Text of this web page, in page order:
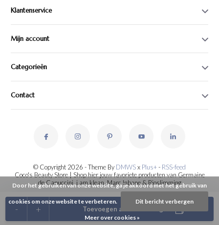
+
- Toevoegen aan winkelwagen
Klantenservice
Mijn account
Categorieën
Contact
© Copyright 2026 - Theme By DMWSx Plus+- RSS-feed
Coco's Beauty Store | Shop hier jouw favoriete producten van Germaine
de Capuccini, i.am.klean, Marc Inbane & Bioslimming
Door het gebruiken van onze website, ga je akkoord met het gebruik van
cookies om onze website te verbeteren. Dit bericht verbergen
Meer over cookies »